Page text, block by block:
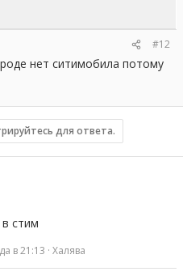
#12
нет ситимобила потому
для ответа.
стим
Халява
в 21:13